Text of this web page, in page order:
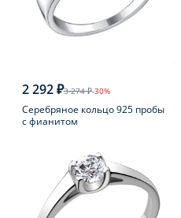
2 292 ₽3 274 ₽-30%
Серебряное кольцо 925 пробы
с фианитом